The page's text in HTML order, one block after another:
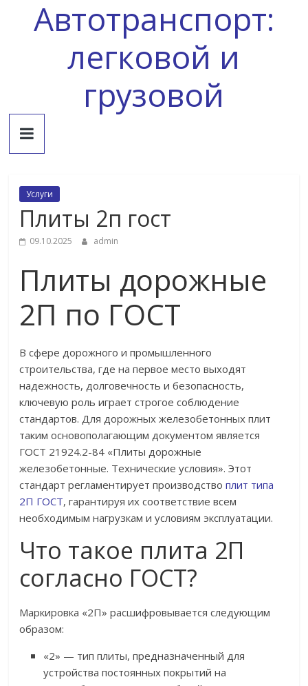
Автотранспорт:
легковой и
грузовой
Услуги
Плиты 2п гост
09.10.2025 admin
Плиты дорожные
2П по ГОСТ
В сфере дорожного и промышленного
строительства, где на первое место выходят
надежность, долговечность и безопасность,
ключевую роль играет строгое соблюдение
стандартов. Для дорожных железобетонных плит
таким основополагающим документом является
ГОСТ 21924.2-84 «Плиты дорожные
железобетонные. Технические условия». Этот
стандарт регламентирует производствоплит типа
2П ГОСТ, гарантируя их соответствие всем
необходимым нагрузкам и условиям эксплуатации.
Что такое плита 2П
согласно ГОСТ?
Маркировка «2П» расшифровывается следующим
образом:
«2» — тип плиты, предназначенный для
устройства постоянных покрытий на